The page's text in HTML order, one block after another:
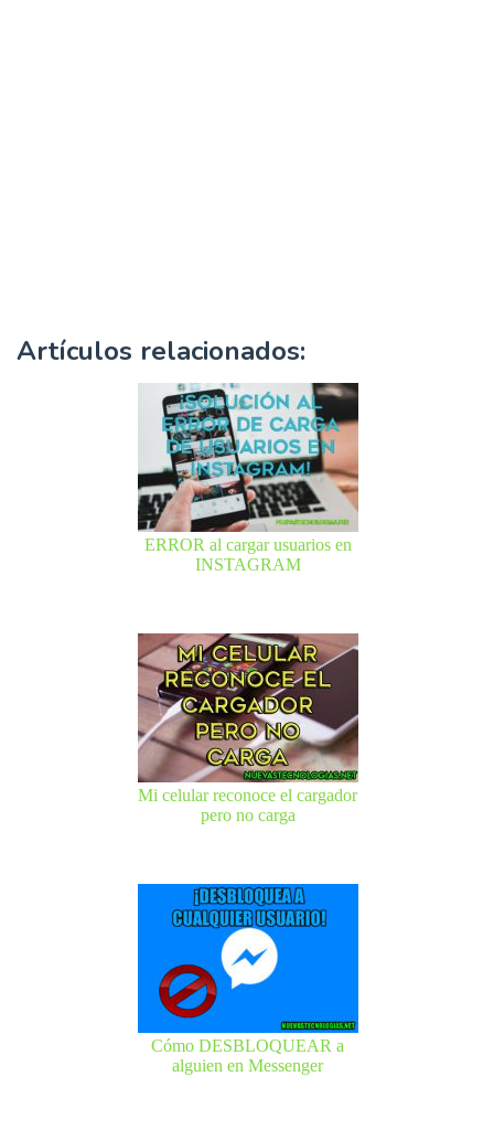
Artículos relacionados:
ERROR al cargar usuarios en
INSTAGRAM
Mi celular reconoce el cargador
pero no carga
Cómo DESBLOQUEAR a
alguien en Messenger